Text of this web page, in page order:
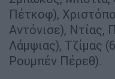
Πέτκοφ),
Αντόνισε), Ντίας,
Λάμψιας), Τζίμας
Ρουμπέν Πέρεθ).